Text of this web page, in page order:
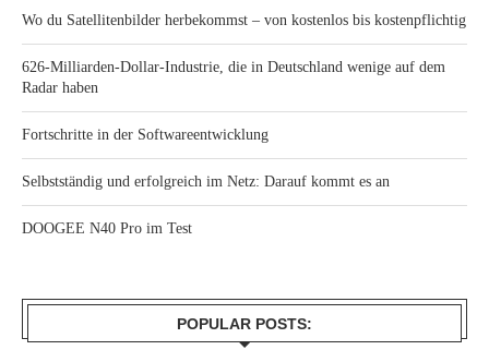
Wo du Satellitenbilder herbekommst – von kostenlos bis kostenpflichtig
626-Milliarden-Dollar-Industrie, die in Deutschland wenige auf dem
Radar haben
Fortschritte in der Softwareentwicklung
Selbstständig und erfolgreich im Netz: Darauf kommt es an
DOOGEE N40 Pro im Test
POPULAR POSTS: